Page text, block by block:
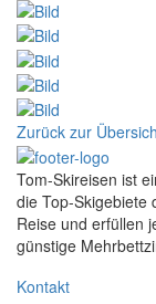
Zurück zur
Tom-Skireisen ist
die Top-Skigebiete
Reise und erfüllen
günstige
Kontakt